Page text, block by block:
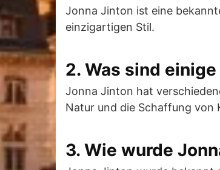
Jonna Jinton ist eine
einzigartigen Stil.
2. Was sind
Jonna Jinton hat
Natur und die Schaffung von
3. Wie wurde